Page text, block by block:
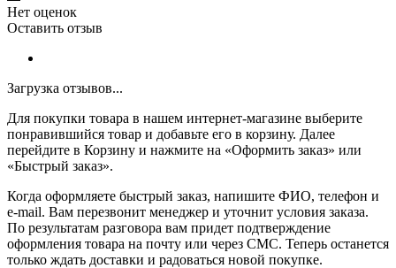
Нет оценок
Оставить отзыв
Загрузка отзывов...
Для покупки товара в нашем интернет-магазине выберите
понравившийся товар и добавьте его в корзину. Далее
перейдите в Корзину и нажмите на «Оформить заказ» или
«Быстрый заказ».
Когда оформляете быстрый заказ, напишите ФИО, телефон и
e-mail. Вам перезвонит менеджер и уточнит условия заказа.
По результатам разговора вам придет подтверждение
оформления товара на почту или через СМС. Теперь останется
только ждать доставки и радоваться новой покупке.